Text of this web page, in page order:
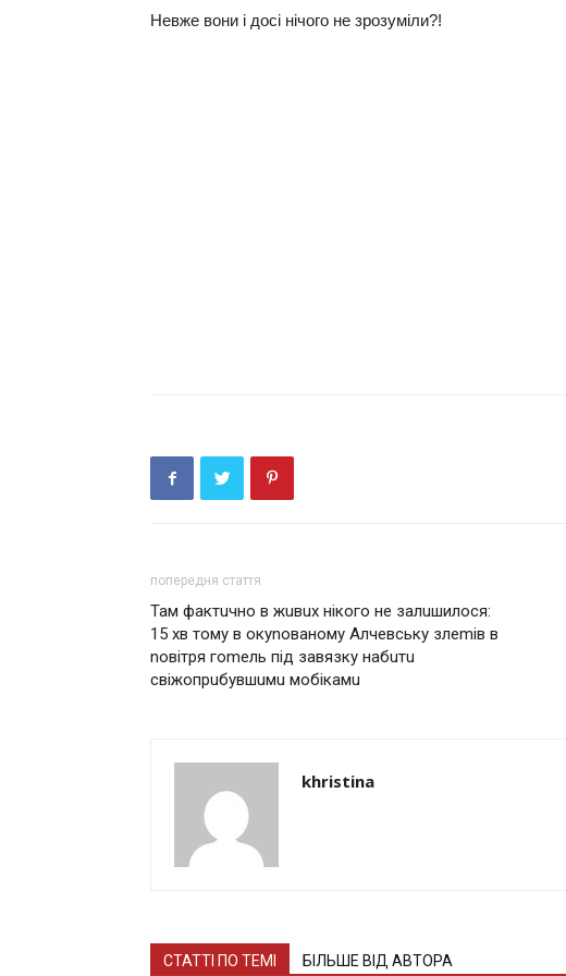
Невже вони і досі нічого не зрозуміли?!
попередня стаття
Там фактuчно в жuвuх нікого не залuшилося:
15 хв тому в окуnованому Алчевську злеmів в
nовітря гоmель під завязку набuтu
свіжопрuбувшuмu мобікамu
khristina
СТАТТІ ПО ТЕМІ БІЛЬШЕ ВІД АВТОРА